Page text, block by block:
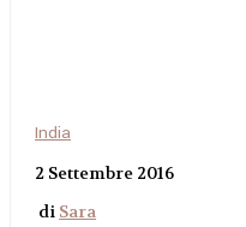
India
2 Settembre 2016
di Sara